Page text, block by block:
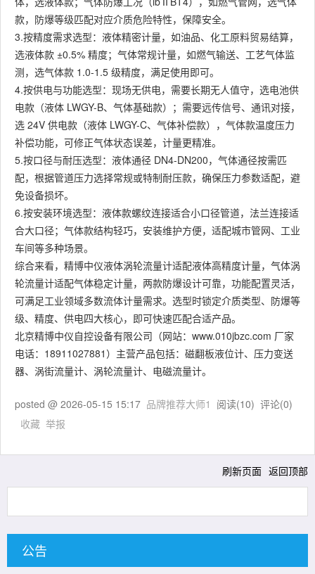
款，防爆等级匹配对应介质危险特性，保障安全。
3.按精度需求选型：液体精密计量，如油品、化工原料贸易结算，
选液体款 ±0.5% 精度；气体常规计量，如燃气输送、工艺气体监
测，选气体款 1.0-1.5 级精度，满足使用即可。
4.按供电与功能选型：现场无供电，需要长期无人值守，选电池供
电款（液体 LWGY-B、气体基础款）；需要远传信号、通讯对接，
选 24V 供电款（液体 LWGY-C、气体补偿款），气体款温度压力
补偿功能，可修正气体状态误差，计量更精准。
5.按口径与耐压选型：液体通径 DN4-DN200，气体通径按需匹
配，根据管道压力选择常规或特制耐压款，确保压力参数适配，避
免设备损坏。
6.按安装环境选型：液体款螺纹连接适合小口径管道，法兰连接适
合大口径；气体款结构轻巧，安装维护方便，适配城市管网、工业
车间等多种场景。
综合来看，精博中仪液体涡轮流量计适配液体高精度计量，气体涡
轮流量计适配气体稳定计量，两款防爆设计可靠，功能配置灵活，
可满足工业领域多数流体计量需求。选型时锁定介质类型、防爆等
级、精度、供电四大核心，即可快速匹配合适产品。
北京精博中仪自控设备有限公司（网站：www.010jbzc.com 厂家
电话：18911027881）主营产品包括：磁翻板液位计、压力变送
器、涡街流量计、涡轮流量计、电磁流量计。
posted @ 2026-05-15 15:17 品牌推荐大师1 阅读(10) 评论(0)
收藏 举报
刷新页面 返回顶部
公告